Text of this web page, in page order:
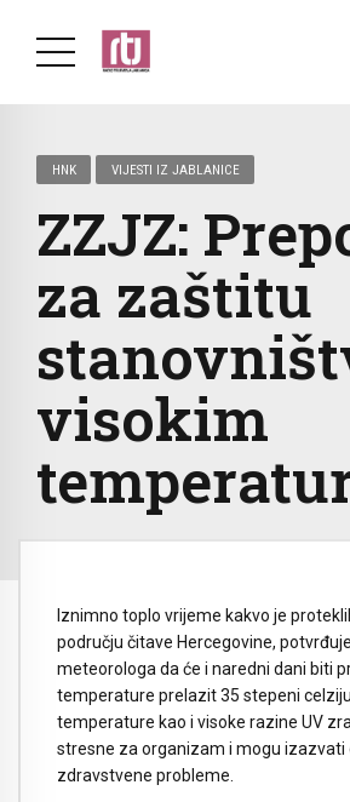
HNK VIJESTI IZ JABLANICE
ZZJZ:
za zaštitu
visokim
Iznimno toplo vrijeme kakvo je
području čitave Hercegovine,
meteorologa da će i naredni dani biti
temperature prelazit 35 stepeni
temperature kao i visoke razine UV
stresne za organizam i mogu izazvati
zdravstvene probleme.